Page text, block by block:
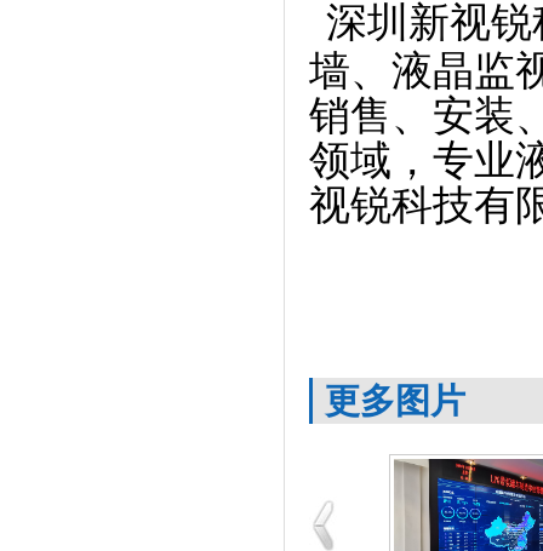
深圳新视
墙、液晶监
销售、安装
领域，专业
视锐科技有
更多图片